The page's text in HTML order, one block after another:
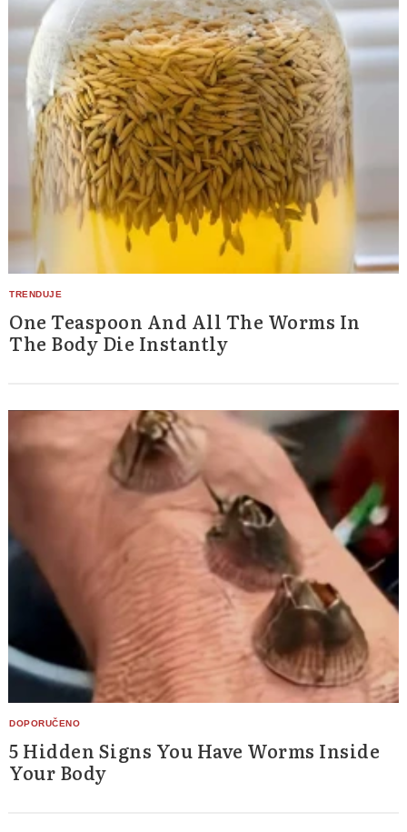
One Teaspoon And All The Worms In
The Body Die Instantly
5 Hidden Signs You Have Worms Inside
Your Body